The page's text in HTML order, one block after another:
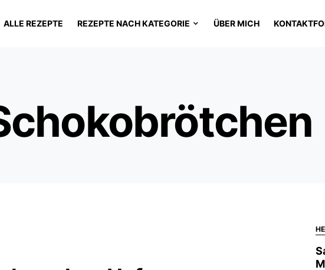
ALLE REZEPTE REZEPTE NACH KATEGORIE ÜBER MICH